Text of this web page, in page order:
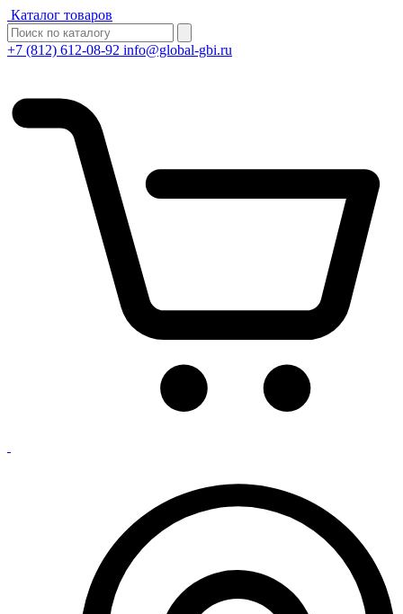
Каталог товаров
+7 (812) 612-08-92 info@global-gbi.ru